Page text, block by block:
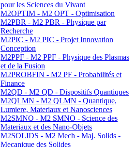
pour les Sciences du Vivant
M2OPTIM - M2 OPT - Optimisation
M2PBR - M2 PBR - Physique par
Recherche
M2PIC - M2 PIC - Projet Innovation
Conception
M2PPF - M2 PPF - Physique des Plasmas
et de la Fusion
M2PROBFIN - M2 PF - Probabilités et
Finance
M2QD - M2 QD - Dispositifs Quantiques
M2QLMN - M2 QLMN - Quantique,
Lumiere, Materiaux et Nanosciences
M2SMNO - M2 SMNO - Science des
Materiaux et des Nano-Objets
M2SOLIDS - M2 Mech - Maj. Solids -
Mecanique des Solides